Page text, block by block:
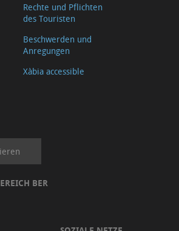
Rechte und Pflichten
des Touristen
Beschwerden und
Anregungen
Xàbia accessible
BER